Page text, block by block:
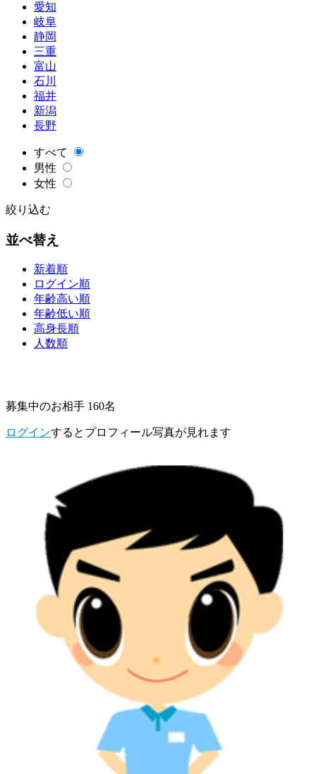
愛知
岐阜
静岡
三重
富山
石川
福井
新潟
長野
すべて
男性
女性
絞り込む
並べ替え
新着順
ログイン順
年齢高い順
年齢低い順
高身長順
人数順
募集中のお相手 160名
ログインするとプロフィール写真が見れます